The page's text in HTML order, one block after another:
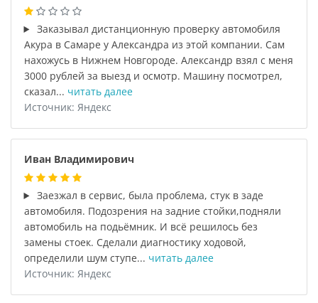
Заказывал дистанционную проверку автомобиля
Акура в Самаре у Александра из этой компании. Сам
нахожусь в Нижнем Новгороде. Александр взял с меня
3000 рублей за выезд и осмотр. Машину посмотрел,
сказал... читать далее
Источник: Яндекс
Иван Владимирович
Заезжал в сервис, была проблема, стук в заде
автомобиля. Подозрения на задние стойки,подняли
автомобиль на подьёмник. И всё решилось без
замены стоек. Сделали диагностику ходовой,
определили шум ступе... читать далее
Источник: Яндекс